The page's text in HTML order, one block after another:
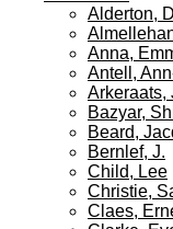
Alderton,
Anna,
Antell,
Arkeraats,
Bazyar,
Beard,
Bernlef, J.
Child, Lee
Christie,
Claes,